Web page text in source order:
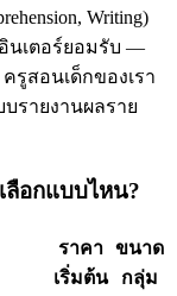
Writing)
อินเตอร์ยอมรับ —
ครูสอนเด็กของเรา
บรายงานผลราย
ลือกแบบไหน?
ราคา
เริ่มต้น
ขนาด
กลุ่ม